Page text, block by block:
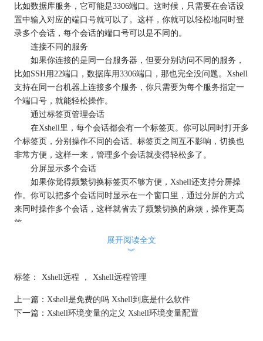
比如数据库服务，它可能是3306端口。这时候，只需要在会话设
置中输入对应的端口号就可以了。这样，你就可以轻松地同时登
录多个会话，每个会话的端口号可以是不同的。
连接不同的服务
如果你连接的是同一台服务器，但要分别访问不同的服务，
比如SSH用22端口，数据库用3306端口，那也完全没问题。Xshell
支持在同一台机器上连接多个服务，你只需要为每个服务指定一
个端口号，就能轻松操作。
通过标签页管理会话
在Xshell里，每个会话都会有一个标签页。你可以同时打开多
个标签页，分别操作不同的会话。标签页之间互不影响，切换也
非常方便，这样一来，管理多个会话就变得轻松多了。
分屏显示多个会话
如果你觉得频繁切换标签页不够方便，Xshell还支持分屏操
作。你可以把多个会话同时显示在一个窗口里，通过分屏的方式
来同时操作多个会话，这样就省去了频繁切换的麻烦，操作更高
效。
总的来说，Xshell支持多个端口同时登录，并且通过标签页和
分屏功能，你可以非常方便地管理多个会话。无论是多个端口号
展开阅读全文
︾
标签： Xshell远程 ， Xshell远程管理
上一篇： Xshell是免费的吗 Xshell到底是什么软件
下一篇： Xshell环境变量的定义 Xshell环境变量配置